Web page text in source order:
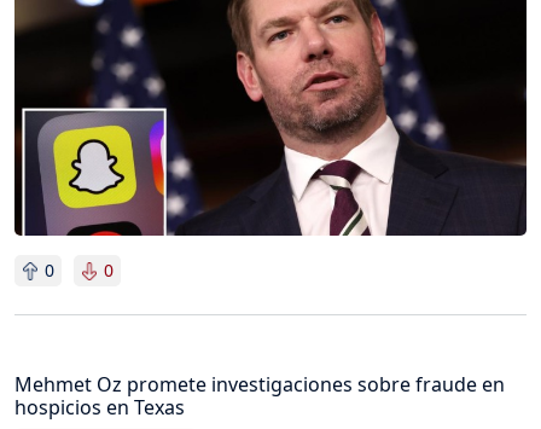
0 0
Mehmet Oz promete investigaciones sobre fraude en
hospicios en Texas